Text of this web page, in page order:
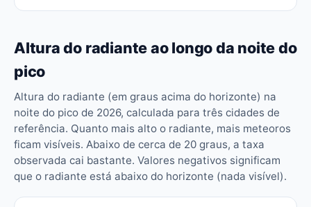
Altura do radiante ao longo da noite do
pico
Altura do radiante (em graus acima do horizonte) na
noite do pico de 2026, calculada para três cidades de
referência. Quanto mais alto o radiante, mais meteoros
ficam visíveis. Abaixo de cerca de 20 graus, a taxa
observada cai bastante. Valores negativos significam
que o radiante está abaixo do horizonte (nada visível).